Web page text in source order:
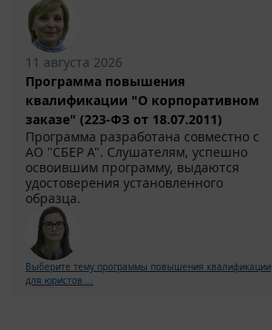
11 августа 2026
Программа повышения
квалификации "О корпоративном
заказе" (223-ФЗ от 18.07.2011)
Программа разработана совместно с
АО ''СБЕР А". Слушателям, успешно
освоившим программу, выдаются
удостоверения установленного
образца.
Выберите тему программы повышения квалификации
для юристов ...